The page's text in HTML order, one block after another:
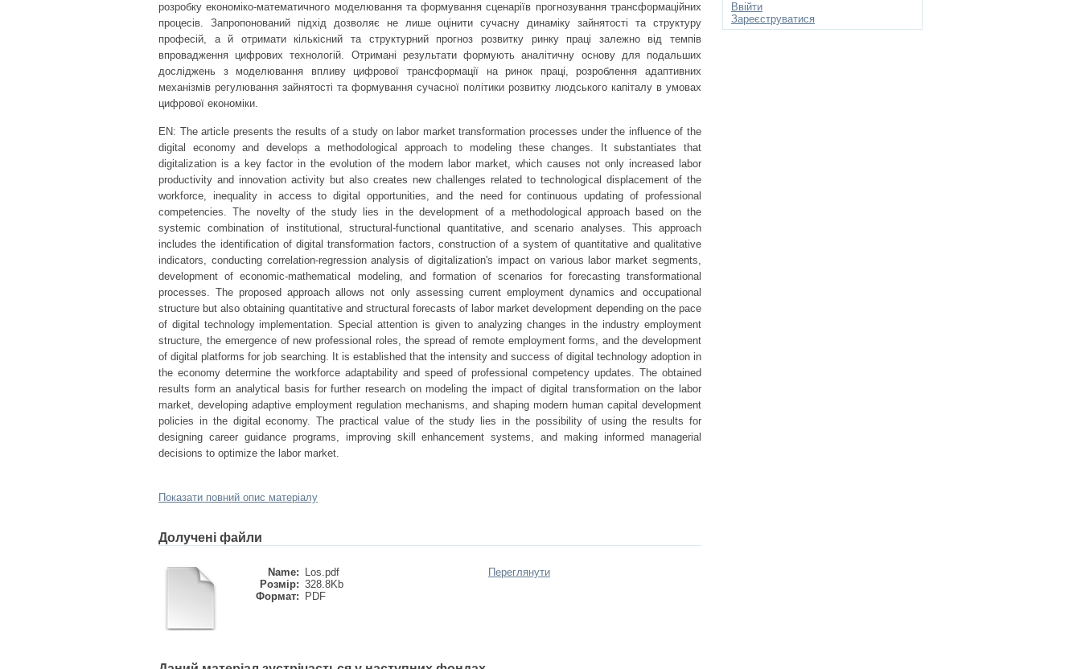
розробку економіко-математичного моделювання та формування сценаріїв прогнозування трансформаційних
процесів. Запропонований підхід дозволяє не лише оцінити сучасну динаміку зайнятості та структуру
професій, а й отримати кількісний та структурний прогноз розвитку ринку праці залежно від темпів
впровадження цифрових технологій. Отримані результати формують аналітичну основу для подальших
досліджень з моделювання впливу цифрової трансформації на ринок праці, розроблення адаптивних
механізмів регулювання зайнятості та формування сучасної політики розвитку людського капіталу в умовах
цифрової економіки.
EN: The article presents the results of a study on labor market transformation processes under the influence of the
digital economy and develops a methodological approach to modeling these changes. It substantiates that
digitalization is a key factor in the evolution of the modern labor market, which causes not only increased labor
productivity and innovation activity but also creates new challenges related to technological displacement of the
workforce, inequality in access to digital opportunities, and the need for continuous updating of professional
competencies. The novelty of the study lies in the development of a methodological approach based on the
systemic combination of institutional, structural-functional quantitative, and scenario analyses. This approach
includes the identification of digital transformation factors, construction of a system of quantitative and qualitative
indicators, conducting correlation-regression analysis of digitalization's impact on various labor market segments,
development of economic-mathematical modeling, and formation of scenarios for forecasting transformational
processes. The proposed approach allows not only assessing current employment dynamics and occupational
structure but also obtaining quantitative and structural forecasts of labor market development depending on the pace
of digital technology implementation. Special attention is given to analyzing changes in the industry employment
structure, the emergence of new professional roles, the spread of remote employment forms, and the development
of digital platforms for job searching. It is established that the intensity and success of digital technology adoption in
the economy determine the workforce adaptability and speed of professional competency updates. The obtained
results form an analytical basis for further research on modeling the impact of digital transformation on the labor
market, developing adaptive employment regulation mechanisms, and shaping modern human capital development
policies in the digital economy. The practical value of the study lies in the possibility of using the results for
designing career guidance programs, improving skill enhancement systems, and making informed managerial
decisions to optimize the labor market.
Показати повний опис матеріалу
Долучені файли
Name:
Los.pdf
Розмір: 328.8Kb
Формат:
PDF
Переглянути
Ввійти
Зареєструватися